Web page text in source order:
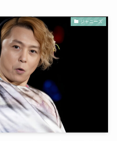
ジャニーズ